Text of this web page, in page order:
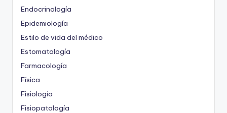
Endocrinología
Epidemiología
Estilo de vida del médico
Estomatología
Farmacología
Física
Fisiología
Fisiopatología